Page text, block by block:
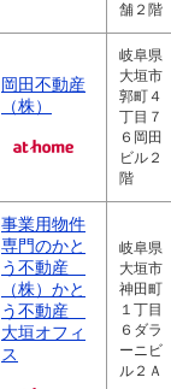
舗２階
岡田不動産
（株）
岐阜県
大垣市
郭町４
丁目７
６岡田
ビル２
階
事業用物件
専門のかと
う不動産
（株）かと
う不動産
大垣オフィ
ス
岐阜県
大垣市
神田町
１丁目
６ダラ
ーニビ
ル２Ａ